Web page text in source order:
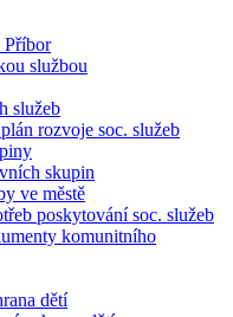
Příbor
službou
služeb
rozvoje soc. služeb
skupin
ve městě
poskytování soc. služeb
komunitního
dětí